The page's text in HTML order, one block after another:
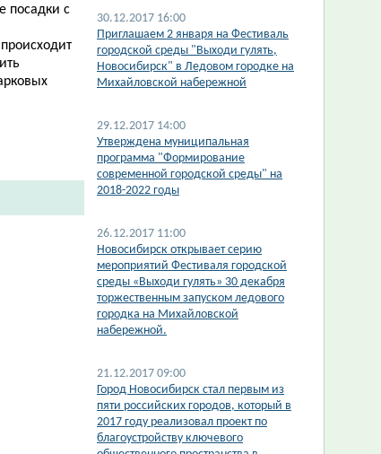
посадки с
30.12.2017 16:00
Приглашаем 2 января на Фестиваль
городской среды "Выходи гулять,
Новосибирск" в Ледовом городке на
Михайловской набережной
29.12.2017 14:00
Утверждена муниципальная
программа "Формирование
современной городской среды" на
2018-2022 годы
26.12.2017 11:00
Новосибирск открывает серию
мероприятий Фестиваля городской
среды «Выходи гулять» 30 декабря
торжественным запуском ледового
городка на Михайловской
набережной.
21.12.2017 09:00
Город Новосибирск стал первым из
пяти российских городов, который в
2017 году реализовал проект по
благоустройству ключевого